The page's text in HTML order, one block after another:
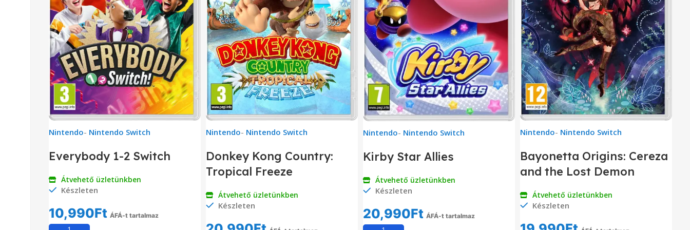
Nintendo- Nintendo Switch
Everybody 1-2 Switch
Átvehető üzletünkben
Készleten
10,990Ft ÁFÁ-t tartalmaz
Nintendo- Nintendo Switch
Donkey Kong Country:
Tropical Freeze
Átvehető üzletünkben
Készleten
Nintendo- Nintendo Switch
Kirby Star Allies
Átvehető üzletünkben
Készleten
20,990Ft ÁFÁ-t tartalmaz
Nintendo- Nintendo Switch
Bayonetta Origins: Cereza
and the Lost Demon
Átvehető üzletünkben
Készleten